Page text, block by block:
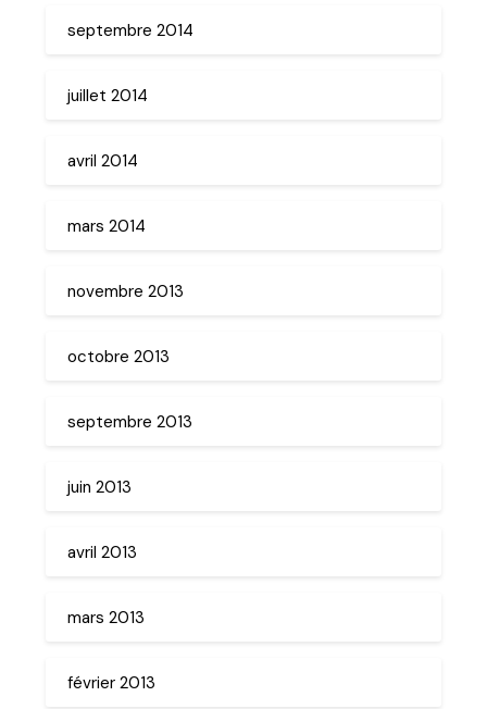
septembre 2014
juillet 2014
avril 2014
mars 2014
novembre 2013
octobre 2013
septembre 2013
juin 2013
avril 2013
mars 2013
février 2013